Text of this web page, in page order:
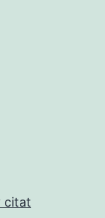
citat